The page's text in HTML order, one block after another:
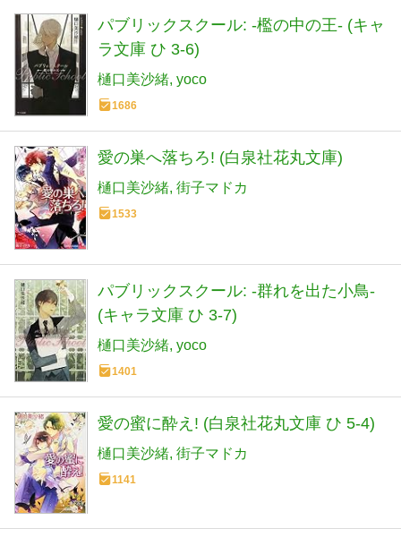
パブリックスクール: -檻の中の王- (キャ
ラ文庫 ひ 3-6)
樋口美沙緒 yoco
1686
愛の巣へ落ちろ! (白泉社花丸文庫)
樋口美沙緒 街子マドカ
1533
パブリックスクール: -群れを出た小鳥-
(キャラ文庫 ひ 3-7)
樋口美沙緒 yoco
1401
愛の蜜に酔え! (白泉社花丸文庫 ひ 5-4)
樋口美沙緒 街子マドカ
1141